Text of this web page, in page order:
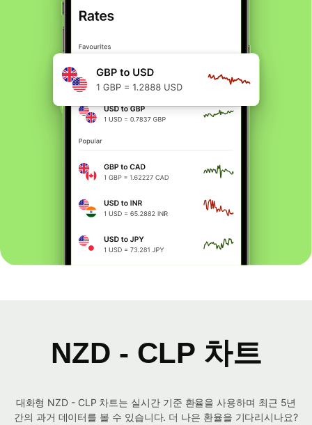
NZD - CLP 차트
대화형 NZD - CLP 차트는 실시간 기준 환율을 사용하며 최근 5년
간의 과거 데이터를 볼 수 있습니다. 더 나은 환율을 기다리시나요?